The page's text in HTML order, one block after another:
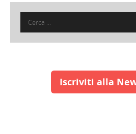
Ricerca
Iscriviti alla